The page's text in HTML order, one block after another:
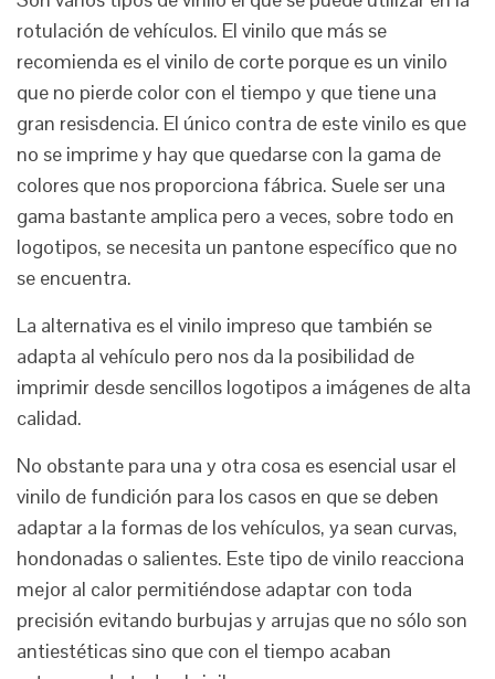
rotulación de vehículos. El vinilo que más se
recomienda es el vinilo de corte porque es un vinilo
que no pierde color con el tiempo y que tiene una
gran resisdencia. El único contra de este vinilo es que
no se imprime y hay que quedarse con la gama de
colores que nos proporciona fábrica. Suele ser una
gama bastante amplica pero a veces, sobre todo en
logotipos, se necesita un pantone específico que no
se encuentra.
La alternativa es el vinilo impreso que también se
adapta al vehículo pero nos da la posibilidad de
imprimir desde sencillos logotipos a imágenes de alta
calidad.
No obstante para una y otra cosa es esencial usar el
vinilo de fundición para los casos en que se deben
adaptar a la formas de los vehículos, ya sean curvas,
hondonadas o salientes. Este tipo de vinilo reacciona
mejor al calor permitiéndose adaptar con toda
precisión evitando burbujas y arrujas que no sólo son
antiestéticas sino que con el tiempo acaban